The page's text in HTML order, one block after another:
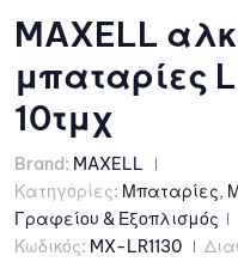
MAXELL
μπαταρίες
10τμχ
Brand: MAXELL
Κατηγορίες: Μπαταρίες,
Γραφείου & Εξοπλισμός
Κωδικός: MX-LR1130